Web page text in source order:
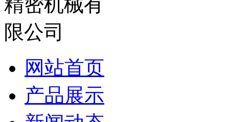
网站首页
产品展示